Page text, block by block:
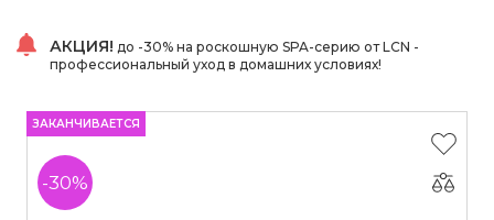
АКЦИЯ! до -30% на роскошную SPA-серию от LCN -
профессиональный уход в домашних условиях!
ЗАКАНЧИВАЕТСЯ
-30%